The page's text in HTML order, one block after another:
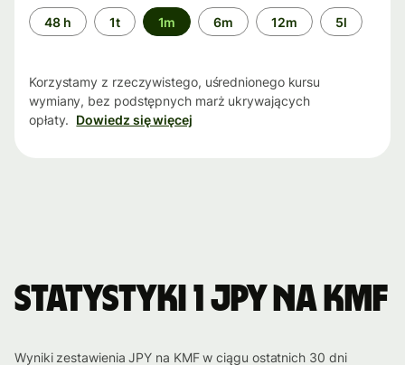
Przedział
czasu
48 h 1t 1m 6m 12m 5l
Korzystamy z rzeczywistego, uśrednionego kursu
wymiany, bez podstępnych marż ukrywających
opłaty. Dowiedz się więcej
Statystyki 1 JPY na KMF
Wyniki zestawienia JPY na KMF w ciągu ostatnich 30 dni